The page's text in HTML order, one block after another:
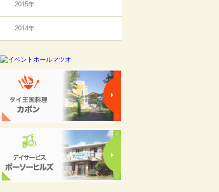
2015年
2014年